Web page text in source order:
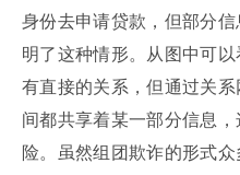
身份去申请贷款，但部分
明了这种情形。从图中可
有直接的关系，但通过关
间都共享着某一部分信息
险。虽然组团欺诈的形式